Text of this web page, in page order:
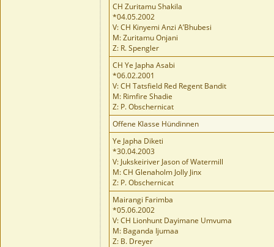
CH Zuritamu Shakila
*04.05.2002
V: CH Kinyemi Anzi A’Bhubesi
M: Zuritamu Onjani
Z: R. Spengler
CH Ye Japha Asabi
*06.02.2001
V: CH Tatsfield Red Regent Bandit
M: Rimfire Shadie
Z: P. Obschernicat
Offene Klasse Hündinnen
Ye Japha Diketi
*30.04.2003
V: Jukskeiriver Jason of Watermill
M: CH Glenaholm Jolly Jinx
Z: P. Obschernicat
Mairangi Farimba
*05.06.2002
V: CH Lionhunt Dayimane Umvuma
M: Baganda Ijumaa
Z: B. Dreyer